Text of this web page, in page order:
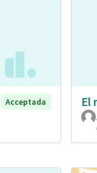
Acceptada
El